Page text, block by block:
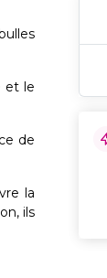
et le
de
la
ils